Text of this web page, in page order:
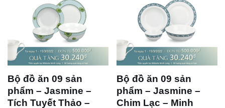
Bộ đồ ăn 09 sản
phẩm – Jasmine –
Tích Tuyết Thảo –
Bộ đồ ăn 09 sản
phẩm – Jasmine –
Chim Lạc – Minh